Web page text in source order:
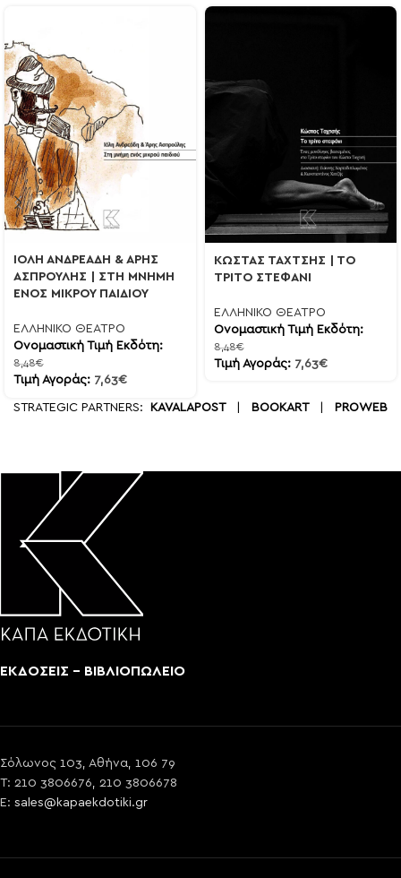
ΙΟΛΗ ΑΝΔΡΕΑΔΗ & ΑΡΗΣ
ΑΣΠΡΟΥΛΗΣ | ΣΤΗ ΜΝΗΜΗ
ΕΝΟΣ ΜΙΚΡΟΥ ΠΑΙΔΙΟΥ
ΕΛΛΗΝΙΚΟ ΘΕΑΤΡΟ
Ονομαστική Τιμή Εκδότη:
8,48€
Τιμή Αγοράς: 7,63€
ΚΩΣΤΑΣ ΤΑΧΤΣΗΣ | ΤΟ
ΤΡΙΤΟ ΣΤΕΦΑΝΙ
ΕΛΛΗΝΙΚΟ ΘΕΑΤΡΟ
Ονομαστική Τιμή Εκδότη:
8,48€
Τιμή Αγοράς: 7,63€
STRATEGIC PARTNERS: KAVALAPOST| BOOKART| PROWEB
ΕΚΔΟΣΕΙΣ - ΒΙΒΛΙΟΠΩΛΕΙΟ
Σόλωνος 103, Αθήνα, 106 79
T: 210 3806676, 210 3806678
E: sales@kapaekdotiki.gr